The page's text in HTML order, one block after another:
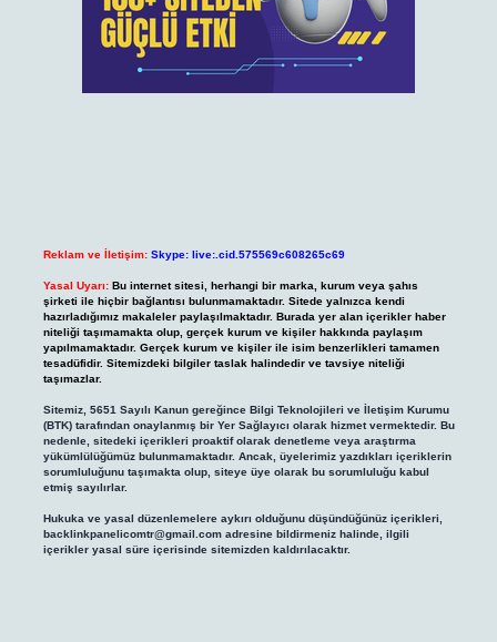
Reklam ve İletişim: Skype: live:.cid.575569c608265c69
Yasal Uyarı: Bu internet sitesi, herhangi bir marka, kurum veya şahıs
şirketi ile hiçbir bağlantısı bulunmamaktadır. Sitede yalnızca kendi
hazırladığımız makaleler paylaşılmaktadır. Burada yer alan içerikler haber
niteliği taşımamakta olup, gerçek kurum ve kişiler hakkında paylaşım
yapılmamaktadır. Gerçek kurum ve kişiler ile isim benzerlikleri tamamen
tesadüfidir. Sitemizdeki bilgiler taslak halindedir ve tavsiye niteliği
taşımazlar.
Sitemiz, 5651 Sayılı Kanun gereğince Bilgi Teknolojileri ve İletişim Kurumu
(BTK) tarafından onaylanmış bir Yer Sağlayıcı olarak hizmet vermektedir. Bu
nedenle, sitedeki içerikleri proaktif olarak denetleme veya araştırma
yükümlülüğümüz bulunmamaktadır. Ancak, üyelerimiz yazdıkları içeriklerin
sorumluluğunu taşımakta olup, siteye üye olarak bu sorumluluğu kabul
etmiş sayılırlar.
Hukuka ve yasal düzenlemelere aykırı olduğunu düşündüğünüz içerikleri,
backlinkpanelicomtr@gmail.comadresine bildirmeniz halinde, ilgili
içerikler yasal süre içerisinde sitemizden kaldırılacaktır.